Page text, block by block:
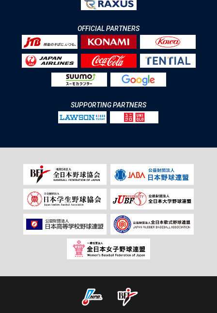
OFFICIAL PARTNERS
SUPPORTING PARTNERS